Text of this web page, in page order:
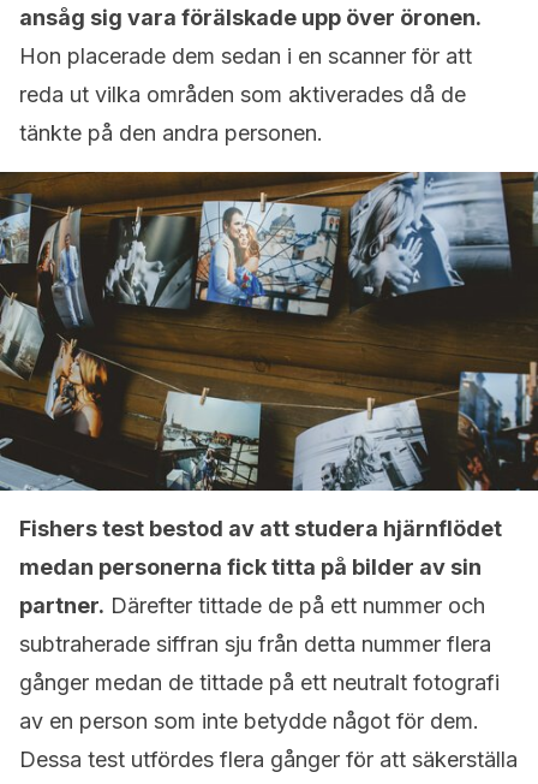
ansåg sig vara förälskade upp över öronen.
Hon placerade dem sedan i en scanner för att
reda ut vilka områden som aktiverades då de
tänkte på den andra personen.
Fishers test bestod av att studera hjärnflödet
medan personerna fick titta på bilder av sin
partner. Därefter tittade de på ett nummer och
subtraherade siffran sju från detta nummer flera
gånger medan de tittade på ett neutralt fotografi
av en person som inte betydde något för dem.
Dessa test utfördes flera gånger för att säkerställa